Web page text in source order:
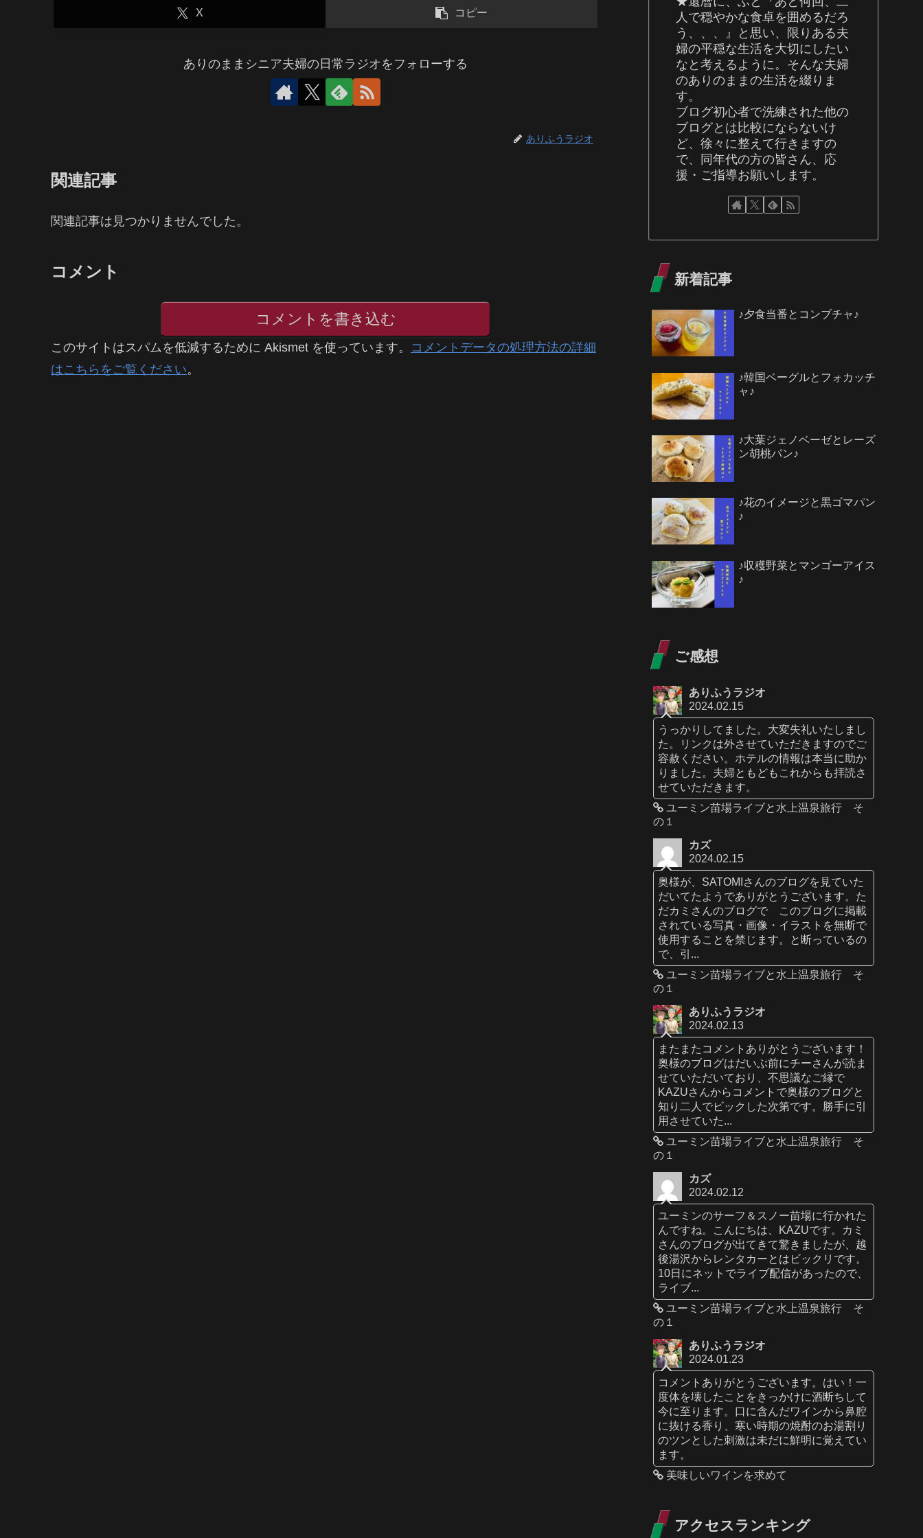
X コピー
ありのままシニア夫婦の日常ラジオをフォローする
ありふうラジオ
関連記事
関連記事は見つかりませんでした。
コメント
コメントを書き込む
このサイトはスパムを低減するために Akismet を使っています。 コメントデータの処理方法の詳細
はこちらをご覧ください。
人で穏やかな食卓を囲めるだろ
う、、、』と思い、限りある夫
婦の平穏な生活を大切にしたい
なと考えるように。そんな夫婦
のありのままの生活を綴りま
す。
ブログ初心者で洗練された他の
ブログとは比較にならないけ
ど、徐々に整えて行きますの
で、同年代の方の皆さん、応
援・ご指導お願いします。
新着記事
♪夕食当番とコンブチャ♪
♪韓国ベーグルとフォカッチ
ャ♪
♪大葉ジェノベーゼとレーズ
ン胡桃パン♪
♪花のイメージと黒ゴマパン
♪
♪収穫野菜とマンゴーアイス
♪
ご感想
ありふうラジオ
2024.02.15
うっかりしてました。大変失礼いたしまし
た。リンクは外させていただきますのでご
容赦ください。ホテルの情報は本当に助か
りました。夫婦ともどもこれからも拝読さ
せていただきます。
ユーミン苗場ライブと水上温泉旅行 そ
の１
カズ
2024.02.15
奥様が、SATOMIさんのブログを見ていた
だいてたようでありがとうございます。た
だカミさんのブログで このブログに掲載
されている写真・画像・イラストを無断で
使用することを禁じます。と断っているの
で、引...
ユーミン苗場ライブと水上温泉旅行 そ
の１
ありふうラジオ
2024.02.13
またまたコメントありがとうございます！
奥様のブログはだいぶ前にチーさんが読ま
せていただいており、不思議なご縁で
KAZUさんからコメントで奥様のブログと
知り二人でビックした次第です。勝手に引
用させていた...
ユーミン苗場ライブと水上温泉旅行 そ
の１
カズ
2024.02.12
ユーミンのサーフ＆スノー苗場に行かれた
んですね。こんにちは、KAZUです。カミ
さんのブログが出てきて驚きましたが、越
後湯沢からレンタカーとはビックリです。
10日にネットでライブ配信があったので、
ライブ...
ユーミン苗場ライブと水上温泉旅行 そ
の１
ありふうラジオ
2024.01.23
コメントありがとうございます。はい！一
度体を壊したことをきっかけに酒断ちして
今に至ります。口に含んだワインから鼻腔
に抜ける香り、寒い時期の焼酎のお湯割り
のツンとした刺激は未だに鮮明に覚えてい
ます。
美味しいワインを求めて
アクセスランキング